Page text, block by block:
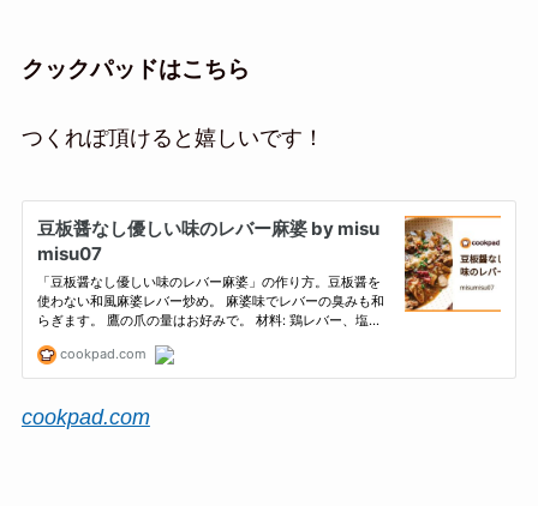
クックパッドはこちら
つくれぽ頂けると嬉しいです！
cookpad.com